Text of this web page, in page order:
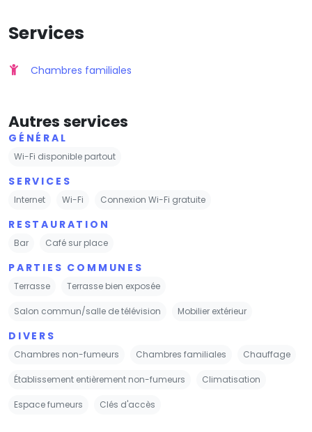
Services
Chambres familiales
Autres services
GÉNÉRAL
Wi-Fi disponible partout
SERVICES
Internet Wi-Fi Connexion Wi-Fi gratuite
RESTAURATION
Bar Café sur place
PARTIES COMMUNES
Terrasse Terrasse bien exposée
Salon commun/salle de télévision Mobilier extérieur
DIVERS
Chambres non-fumeurs Chambres familiales Chauffage
Établissement entièrement non-fumeurs Climatisation
Espace fumeurs Clés d'accès